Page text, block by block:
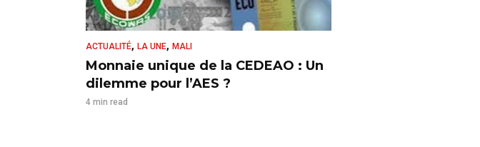
ACTUALITÉ, LA UNE, MALI
Monnaie unique de la CEDEAO : Un
dilemme pour l’AES ?
4 min read